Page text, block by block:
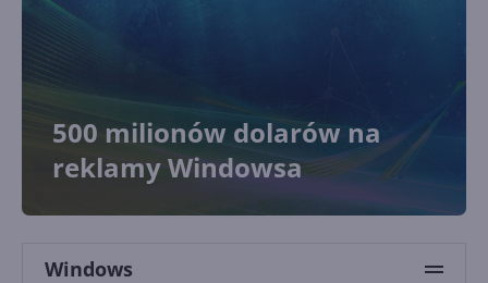
500 milionów dolarów na
reklamy Windowsa
Windows